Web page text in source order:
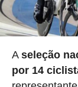
A seleção
por 14